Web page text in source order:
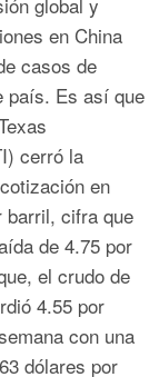
en China
casos de
país. Es así que
cerró la
en
barril, cifra que
de 4.75 por
el crudo de
4.55 por
con una
dólares por